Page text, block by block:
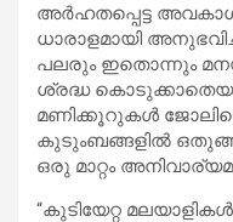
അർഹതപ്പെട്ട
ധാരാളമായി
പലരും ഇതൊന്നും
ശ്രദ്ധ
മണിക്കൂറുകൾ
കുടുംബങ്ങളിൽ
ഒരു മാറ്റം
“കുടിയേറ്റ